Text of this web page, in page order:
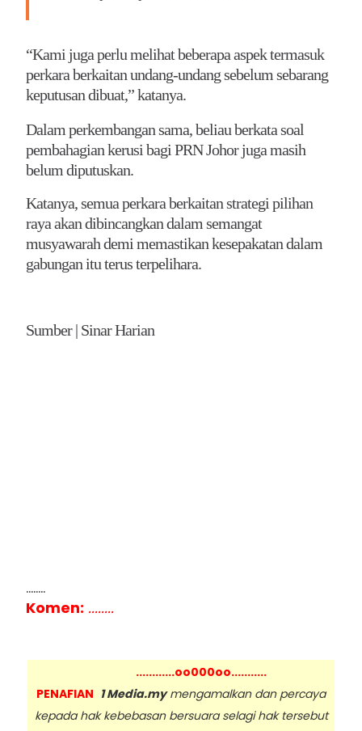
“Kami juga perlu melihat beberapa aspek termasuk
perkara berkaitan undang-undang sebelum sebarang
keputusan dibuat,” katanya.
Dalam perkembangan sama, beliau berkata soal
pembahagian kerusi bagi PRN Johor juga masih
belum diputuskan.
Katanya, semua perkara berkaitan strategi pilihan
raya akan dibincangkan dalam semangat
musyawarah demi memastikan kesepakatan dalam
gabungan itu terus terpelihara.
Sumber | Sinar Harian
........
Komen: ........
............oo000oo...........
PENAFIAN 1 Media.mymengamalkan dan percaya
kepada hak kebebasan bersuara selagi hak tersebut